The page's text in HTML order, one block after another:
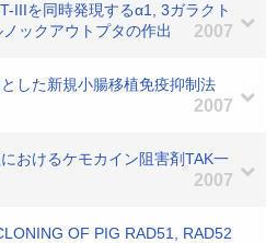
IIIを同時発現するα1, 3ガラクト
ックアウトプタの作出
2007
した新規小腸移植免疫抑制法
2007
おけるケモカイン阻害剤TAK一
2007
OF PIG RAD51, RAD52